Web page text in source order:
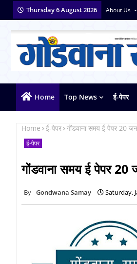
Thursday 6 August 2026 About Us
Home Top News ई-पेपर
Home ई-पेपर गोंडवाना समय ई पेपर 20
ई-पेपर
गोंडवाना समय ई पेपर 20
Gondwana Samay Saturday,